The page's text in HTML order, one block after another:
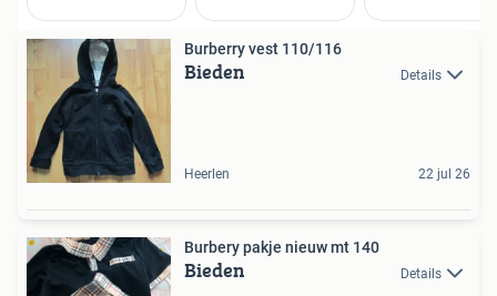
Burberry vest 110/116
Bieden Details
Heerlen 22 jul 26
Burbery pakje nieuw mt 140
Bieden Details